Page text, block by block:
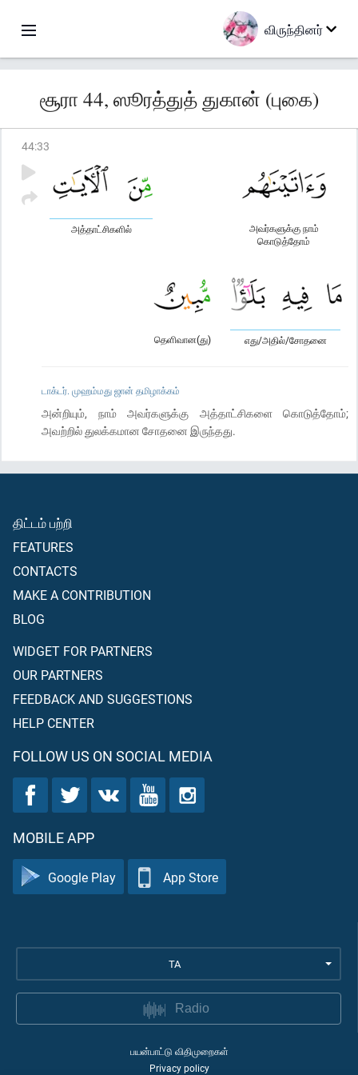
விருந்தினர்
சூரா 44, ஸூரத்துத் துகான் (புகை)
44:33
அவர்களுக்கு நாம்
கொடுத்தோம்
அத்தாட்சிகளில்
எது/அதில்/சோதனை
தெளிவான(து)
டாக்டர். முஹம்மது ஜான் தமிழாக்கம்
அன்றியும், நாம் அவர்களுக்கு அத்தாட்சிகளை கொடுத்தோம்;
அவற்றில் துலக்கமான சோதனை இருந்தது.
திட்டம் பற்றி
FEATURES
CONTACTS
MAKE A CONTRIBUTION
BLOG
WIDGET FOR PARTNERS
OUR PARTNERS
FEEDBACK AND SUGGESTIONS
HELP CENTER
FOLLOW US ON SOCIAL MEDIA
MOBILE APP
Google Play App Store
TA
Radio
பயன்பாட்டு விதிமுறைகள்
Privacy policy